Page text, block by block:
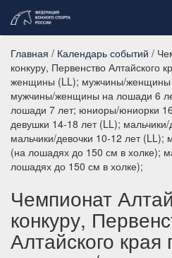
Главная / Календарь событий /
конкуру, Первенство Алтайского
женщины (LL); мужчины/женщины
мужчины/женщины на лошади 6
лошади 7 лет; юниоры/юниорки
девушки 14-18 лет (LL);
мальчики/девочки 10-12 лет (LL);
(на лошадях до 150 см в холке);
лошадях до 150 см в холке);
Чемпионат
конкуру,
Алтайского края